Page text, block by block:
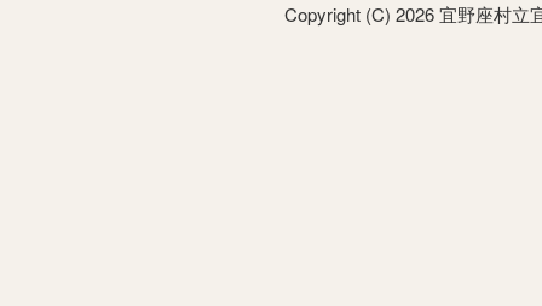
Copyright (C) 2026 宜野座村立